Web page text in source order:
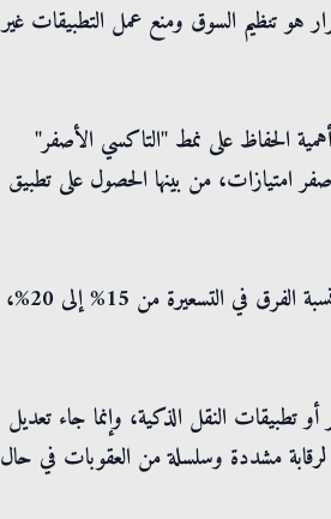
هو تنظيم السوق ومنع عمل التطبيقات غير
الحفاظ على نمط "التاكسي الأصفر"
امتيازات، من بينها الحصول على تطبيق
وأضاف أن النظام الجديد شدد على ضرورة الفصل بين أنماط النقل، حيث جرى تعديل نسبة الفرق في التسعيرة من 15% إلى 20%،
تطبيقات النقل الذكية، وإنما جاء تعديل
لرقابة مشددة وسلسلة من العقوبات في حال